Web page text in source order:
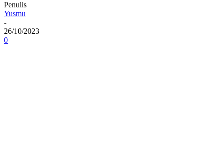
Penulis
Yusmu
-
26/10/2023
0